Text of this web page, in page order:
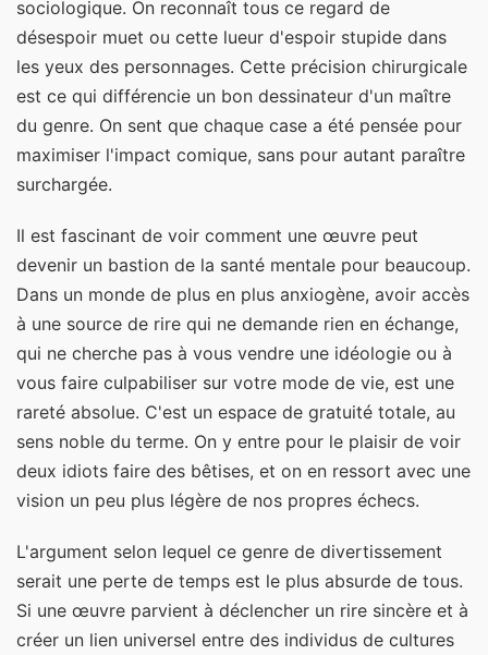
sociologique. On reconnaît tous ce regard de
désespoir muet ou cette lueur d'espoir stupide dans
les yeux des personnages. Cette précision chirurgicale
est ce qui différencie un bon dessinateur d'un maître
du genre. On sent que chaque case a été pensée pour
maximiser l'impact comique, sans pour autant paraître
surchargée.
Il est fascinant de voir comment une œuvre peut
devenir un bastion de la santé mentale pour beaucoup.
Dans un monde de plus en plus anxiogène, avoir accès
à une source de rire qui ne demande rien en échange,
qui ne cherche pas à vous vendre une idéologie ou à
vous faire culpabiliser sur votre mode de vie, est une
rareté absolue. C'est un espace de gratuité totale, au
sens noble du terme. On y entre pour le plaisir de voir
deux idiots faire des bêtises, et on en ressort avec une
vision un peu plus légère de nos propres échecs.
L'argument selon lequel ce genre de divertissement
serait une perte de temps est le plus absurde de tous.
Si une œuvre parvient à déclencher un rire sincère et à
créer un lien universel entre des individus de cultures